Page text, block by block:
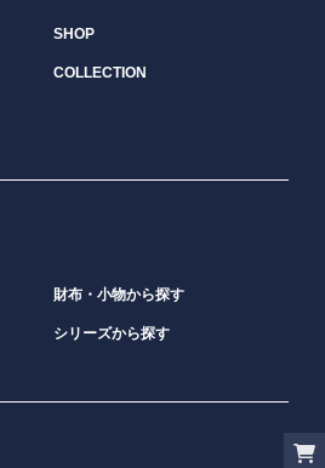
SHOP
COLLECTION
財布・小物から探す
シリーズから探す